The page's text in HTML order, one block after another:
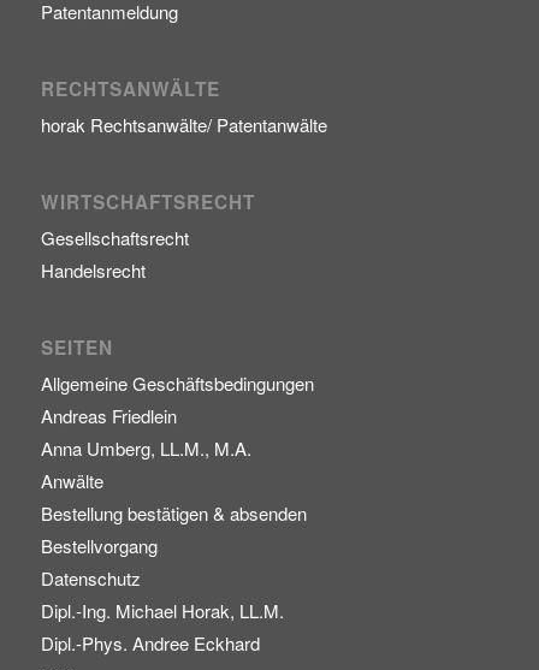
Patentanmeldung
RECHTSANWÄLTE
horak Rechtsanwälte/ Patentanwälte
WIRTSCHAFTSRECHT
Gesellschaftsrecht
Handelsrecht
SEITEN
Allgemeine Geschäftsbedingungen
Andreas Friedlein
Anna Umberg, LL.M., M.A.
Anwälte
Bestellung bestätigen & absenden
Bestellvorgang
Datenschutz
Dipl.-Ing. Michael Horak, LL.M.
Dipl.-Phys. Andree Eckhard